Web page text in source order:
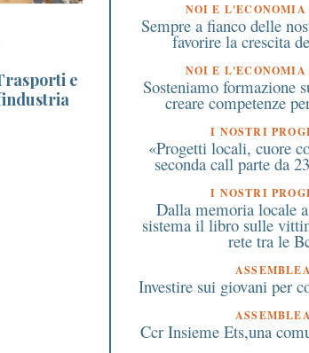
e
12 Luglio 2020
Sulle montagne della
organizzate dal comune di
Cerro Maggiore
NOI E L'ECONOMIA
Sempre a fianco delle
favorire la crescita
NOI E L'ECONOMIA
Sosteniamo formazione
creare competenze
I NOSTRI
«Progetti locali, cuore
seconda call parte da
I NOSTRI
Dalla memoria locale
sistema il libro sulle
rete tra le
ASSEMBLEA
Investire sui giovani per
ASSEMBLEA
Ccr Insieme Ets,una